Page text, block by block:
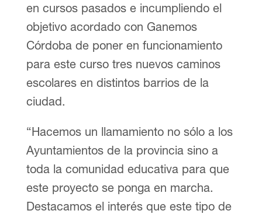
en cursos pasados e incumpliendo el
objetivo acordado con Ganemos
Córdoba de poner en funcionamiento
para este curso tres nuevos caminos
escolares en distintos barrios de la
ciudad.
“Hacemos un llamamiento no sólo a los
Ayuntamientos de la provincia sino a
toda la comunidad educativa para que
este proyecto se ponga en marcha.
Destacamos el interés que este tipo de